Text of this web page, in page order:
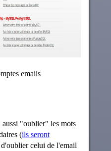
emails
aussi "oublier" les mots
(ils seront
celui de l'email